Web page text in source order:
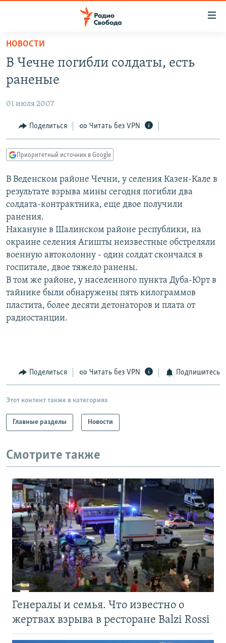
упрощенного
доступа
основному
Вернутся
главной
навигации
Вернутся
поиску
АВТОРСКИЕ ПРОЕКТЫ
ЦИТАТЫ СВОБОДЫ
МНЕНИЯ
IDEL.РЕАЛИИ
КАВКАЗ.РЕАЛИИ
СЕВЕР.РЕАЛИИ
СИБИРЬ.РЕАЛИИ
РАСПИСАНИЕ ВЕЩАНИЯ
ПОДПИШИТЕСЬ НА РАССЫЛКУ
СОЦИАЛЬНЫЕ СЕТИ
НОВОСТИ
В Чечне погибли солдаты, есть
раненые
01 июля 2007
Поделиться Читать без VPN
Приоритетный источник в Google
В Веденском районе Чечни, у селения Казен-Кале в
результате взрыва мины сегодня погибли два
солдата-контрактника, еще двое получили
ранения.
Накануне в Шалинском районе республики, на
окраине селения Агишты неизвестные обстреляли
военную автоколонну - один солдат скончался в
госпитале, двое тяжело ранены.
В том же районе, у населенного пункта Дуба-Юрт в
тайнике были обнаружены пять килограммов
пластита, более десяти детонаторов и плата от
радиостанции.
Поделиться Читать без VPN Подпишитесь
Этот контент также в категориях
Главные разделы Новости
Смотрите также
Генералы и семья. Что известно о
жертвах взрыва в ресторане Balzi Rossi